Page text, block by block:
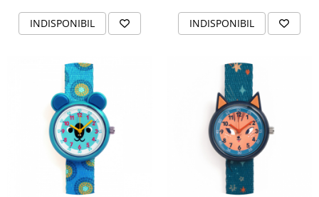
INDISPONIBIL INDISPONIBIL